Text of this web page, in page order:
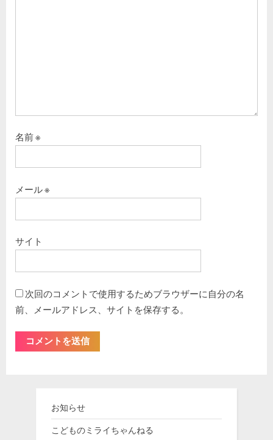
名前※
メール※
サイト
次回のコメントで使用するためブラウザーに自分の名
前、メールアドレス、サイトを保存する。
お知らせ
こどものミライちゃんねる